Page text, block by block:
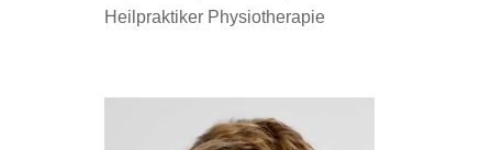
Heilpraktiker Physiotherapie